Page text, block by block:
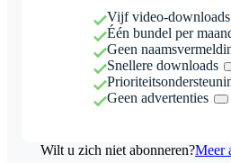
Vijf video-downloads
Één bundel per
Geen
Snellere downloads
Geen advertenties
Wilt u zich niet abonneren?Meer